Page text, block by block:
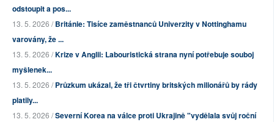
odstoupit a pos...
13. 5. 2026 /Británie: Tisíce zaměstnanců Univerzity v Nottinghamu
varovány, že ...
13. 5. 2026 /Krize v Anglii: Labouristická strana nyní potřebuje souboj
myšlenek...
13. 5. 2026 /Průzkum ukázal, že tři čtvrtiny britských milionářů by rády
platily...
13. 5. 2026 /Severní Korea na válce proti Ukrajině "vydělala svůj roční